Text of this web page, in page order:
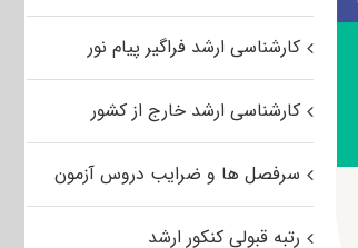
کارشناسی ارشد فراگیر پیام نور
کارشناسی ارشد خارج از کشور
سرفصل ها و ضرایب دروس آزمون
رتبه قبولی کنکور ارشد